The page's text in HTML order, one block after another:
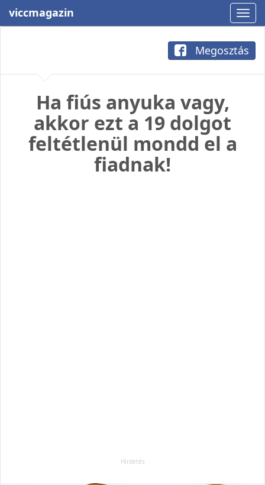
viccmagazin
Megosztás
Ha fiús anyuka vagy,
akkor ezt a 19 dolgot
feltétlenül mondd el a
fiadnak!